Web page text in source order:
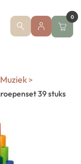
0
Muziek>
39 stuks